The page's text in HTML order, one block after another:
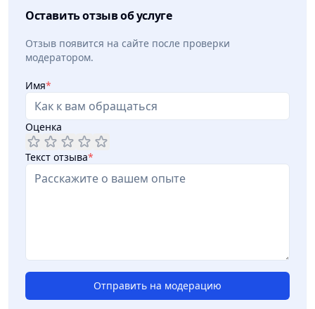
Оставить отзыв об услуге
Отзыв появится на сайте после проверки
модератором.
Имя*
Оценка
Текст отзыва*
Отправить на модерацию